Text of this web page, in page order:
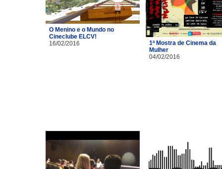
O Menino e o Mundo no
Cineclube ELCV!
16/02/2016
1ª Mostra de Cinema da
Mulher
04/02/2016